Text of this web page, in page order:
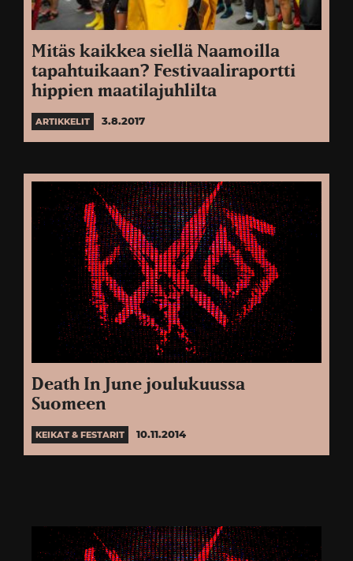
Mitäs kaikkea siellä Naamoilla
tapahtuikaan? Festivaaliraportti
hippien maatilajuhlilta
ARTIKKELIT 3.8.2017
Death In June joulukuussa
Suomeen
KEIKAT & FESTARIT 10.11.2014